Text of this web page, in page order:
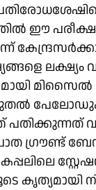
ഈ
ലക്ഷ്യം
മിസൈൽ
മുതൽ
പതിക്കുന്നത്
ഗ്രൗണ്ട്
കൃത്യമായി